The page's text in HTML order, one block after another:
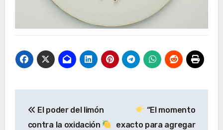
de
El poder del limón
contra la oxidación
“El momento
exacto para agregar